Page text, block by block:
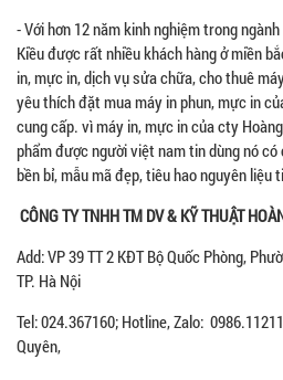
- Với hơn 12 năm kinh nghiệm trong
Kiều được rất nhiều khách hàng ở miền
in, mực in, dịch vụ sửa chữa, cho thuê
yêu thích đặt mua máy in phun, mực in
cung cấp. vì máy in, mực in của cty
phẩm được người việt nam tin dùng nó
bền bỉ, mẫu mã đẹp, tiêu hao nguyên liệu
CÔNG TY TNHH TM DV & KỸ THUẬT
Add: VP 39 TT 2 KĐT Bộ Quốc Phòng,
TP. Hà Nội
Tel: 024.367160; Hotline, Zalo:
Quyên,